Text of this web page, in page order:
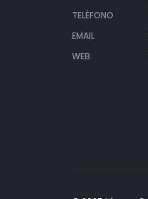
TELÉFONO
EMAIL
WEB